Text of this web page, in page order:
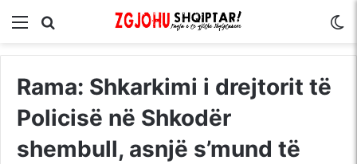
Menu
Rama: Shkarkimi i drejtorit të
Policisë në Shkodër
shembull, asnjë s’mund të